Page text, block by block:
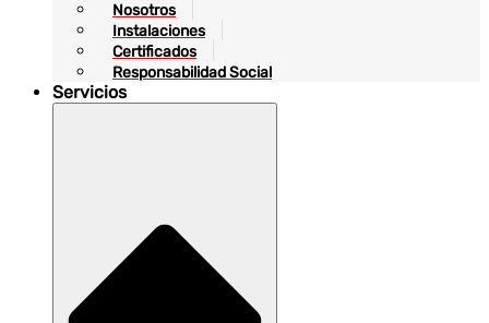
Nosotros
Instalaciones
Certificados
Responsabilidad Social
Servicios